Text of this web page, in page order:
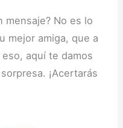
mensaje? No es lo
mejor amiga, que a
aquí te damos
¡Acertarás